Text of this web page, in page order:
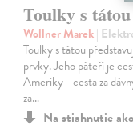
Toulky s tátou
Wollner Marek|
Toulky s tátou
prvky. Jeho páteří je
Ameriky - cesta za
za…
Na stiahnutie ako